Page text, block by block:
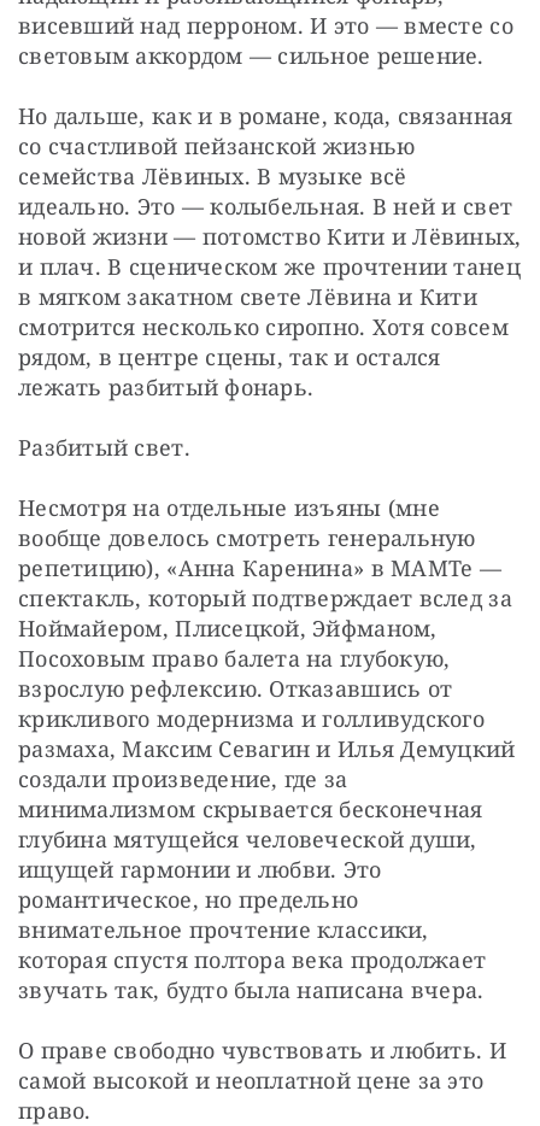
висевший над перроном. И это — вместе со
световым аккордом — сильное решение.
Но дальше, как и в романе, кода, связанная
со счастливой пейзанской жизнью
семейства Лёвиных. В музыке всё
идеально. Это — колыбельная. В ней и свет
новой жизни — потомство Кити и Лёвиных,
и плач. В сценическом же прочтении танец
в мягком закатном свете Лёвина и Кити
смотрится несколько сиропно. Хотя совсем
рядом, в центре сцены, так и остался
лежать разбитый фонарь.
Разбитый свет.
Несмотря на отдельные изъяны (мне
вообще довелось смотреть генеральную
репетицию), «Анна Каренина» в МАМТе —
спектакль, который подтверждает вслед за
Ноймайером, Плисецкой, Эйфманом,
Посоховым право балета на глубокую,
взрослую рефлексию. Отказавшись от
крикливого модернизма и голливудского
размаха, Максим Севагин и Илья Демуцкий
создали произведение, где за
минимализмом скрывается бесконечная
глубина мятущейся человеческой души,
ищущей гармонии и любви. Это
романтическое, но предельно
внимательное прочтение классики,
которая спустя полтора века продолжает
звучать так, будто была написана вчера.
О праве свободно чувствовать и любить. И
самой высокой и неоплатной цене за это
право.